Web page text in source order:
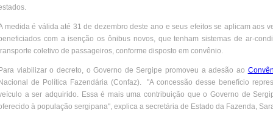
medida é válida até 31 de dezembro deste ano e seus efeitos se aplicam aos
com a isenção os ônibus novos, que tenham sistemas de ar-
coletivo de passageiros, conforme disposto em convênio.
viabilizar o decreto, o Governo de Sergipe promoveu a adesão ao
de Política Fazendária (Confaz). "A concessão desse benefício
a ser adquirido. Essa é mais uma contribuição que o Governo de
à população sergipana", explica a secretária de Estado da Fazenda,